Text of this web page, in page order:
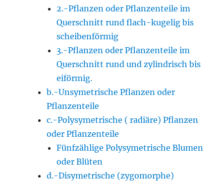
2.-Pflanzen oder Pflanzenteile im
Querschnitt rund flach-kugelig bis
scheibenförmig
3.-Pflanzen oder Pflanzenteile im
Querschnitt rund und zylindrisch bis
eiförmig.
b.-Unsymetrische Pflanzen oder
Pflanzenteile
c.-Polysymetrische ( radiäre) Pflanzen
oder Pflanzenteile
Fünfzählige Polysymetrische Blumen
oder Blüten
d.-Disymetrische (zygomorphe)